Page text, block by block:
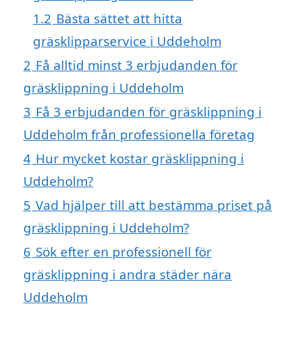
1.2 Bästa sättet att hitta
gräsklipparservice i Uddeholm
2 Få alltid minst 3 erbjudanden för
gräsklippning i Uddeholm
3 Få 3 erbjudanden för gräsklippning i
Uddeholm från professionella företag
4 Hur mycket kostar gräsklippning i
Uddeholm?
5 Vad hjälper till att bestämma priset på
gräsklippning i Uddeholm?
6 Sök efter en professionell för
gräsklippning i andra städer nära
Uddeholm